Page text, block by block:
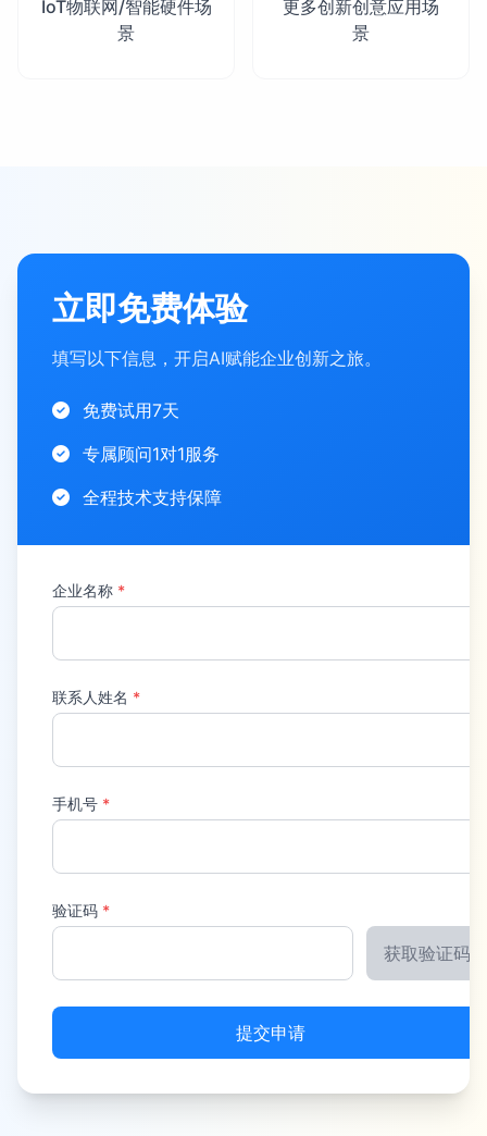
IoT物联网/智能硬件场
景
更多创新创意应用场
景
立即免费体验
填写以下信息，开启AI赋能企业创新之旅。
免费试用7天
专属顾问1对1服务
全程技术支持保障
企业名称 *
联系人姓名 *
手机号 *
验证码 *
获取验证码
提交申请